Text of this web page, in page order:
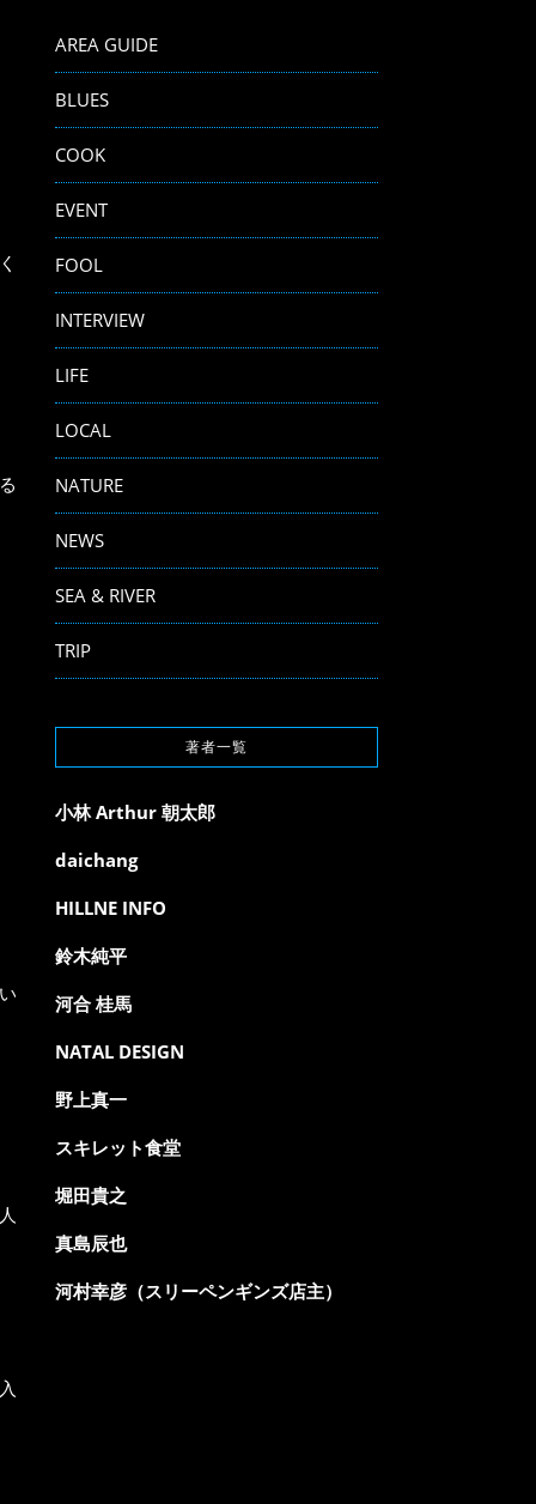
AREA GUIDE
BLUES
COOK
EVENT
FOOL
INTERVIEW
LIFE
LOCAL
NATURE
NEWS
SEA & RIVER
TRIP
著者一覧
小林 Arthur 朝太郎
daichang
HILLNE INFO
鈴木純平
河合 桂馬
NATAL DESIGN
野上真一
スキレット食堂
堀田貴之
真島辰也
河村幸彦（スリーペンギンズ店主）